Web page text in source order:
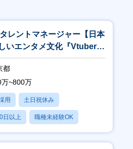
レントマネージャー【日本
いエンタメ文化『Vtuber』
】
都
~800万
用 土日祝休み
日以上 職種未経験OK
休あり